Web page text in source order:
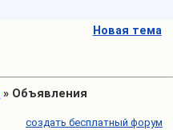
Новая тема
» Объявления
создать бесплатный форум